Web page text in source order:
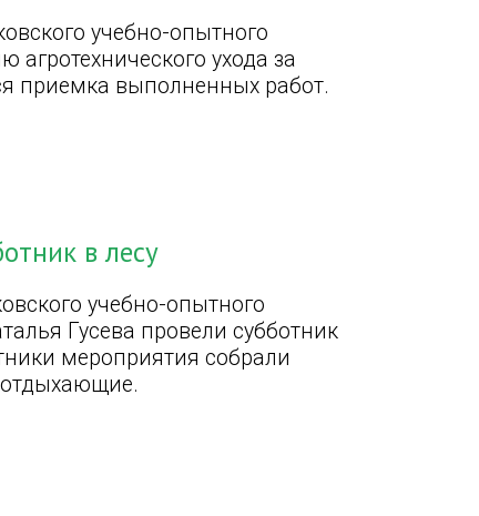
учебно-опытного
ухода за
приемка выполненных работ.
в лесу
учебно-опытного
Гусева провели субботник
мероприятия собрали
отдыхающие.